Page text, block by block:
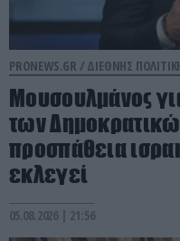
PRONEWS.GR / ΔΙΕΘΝΗΣ
Μουσουλμάνος
των
προσπάθεια
εκλεγεί
05.08.2026 | 21:56